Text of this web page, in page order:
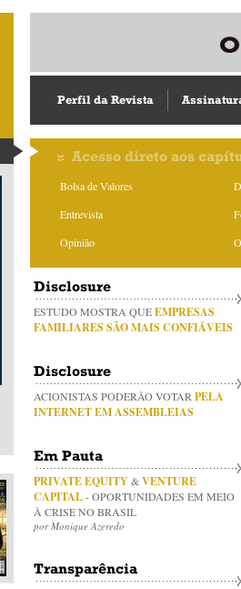
Perfil da Revista
Acesso direto aos
Bolsa de Valores
Entrevista
Opinião
Disclosure
ESTUDO MOSTRA QUEEMPRESAS
FAMILIARES SÃO MAIS CONFIÁVEIS
Disclosure
ACIONISTAS PODERÃO VOTAR PELA
INTERNET EM ASSEMBLEIAS
Em Pauta
PRIVATE EQUITY& VENTURE
CAPITAL- OPORTUNIDADES EM MEIO
À CRISE NO BRASIL
por Monique Azeredo
Transparência